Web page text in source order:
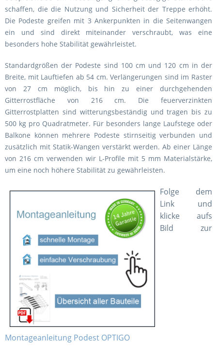
schaffen, die die Nutzung und Sicherheit der Treppe erhöht.
Die Podeste greifen mit 3 Ankerpunkten in die Seitenwangen
ein und sind direkt miteinander verschraubt, was eine
besonders hohe Stabilität gewährleistet.
Standardgrößen der Podeste sind 100 cm und 120 cm in der
Breite, mit Lauftiefen ab 54 cm. Verlängerungen sind im Raster
von 27 cm möglich, bis hin zu einer durchgehenden
Gitterrostfläche von 216 cm. Die feuerverzinkten
Gitterrostplatten sind witterungsbeständig und tragen bis zu
500 kg pro Quadratmeter. Für besonders lange Laufstege oder
Balkone können mehrere Podeste stirnseitig verbunden und
zusätzlich mit Statik-Wangen verstärkt werden. Ab einer Länge
von 216 cm verwenden wir L-Profile mit 5 mm Materialstärke,
um eine noch höhere Stabilität zu gewährleisten.
Folge dem
Link und
klicke aufs
Bild zur
Montageanleitung Podest OPTIGO